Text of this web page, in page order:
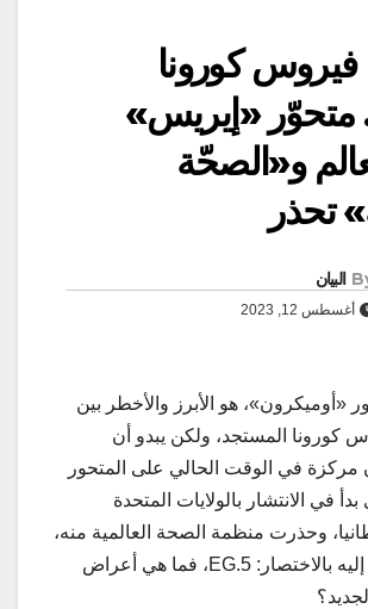
كورونا
متحوّر «إيريس»
و«الصحّة
تحذر
البيان
أغسطس 12, 2023
«أوميكرون»، هو الأبرز والأخطر بين
كورونا المستجد، ولكن يبدو أن
مركزة في الوقت الحالي على المتحور
في الانتشار بالولايات المتحدة
وحذرت منظمة الصحة العالمية منه،
وهو الذي يشار إليه بالاختصار: EG.5، فما هي أعراض